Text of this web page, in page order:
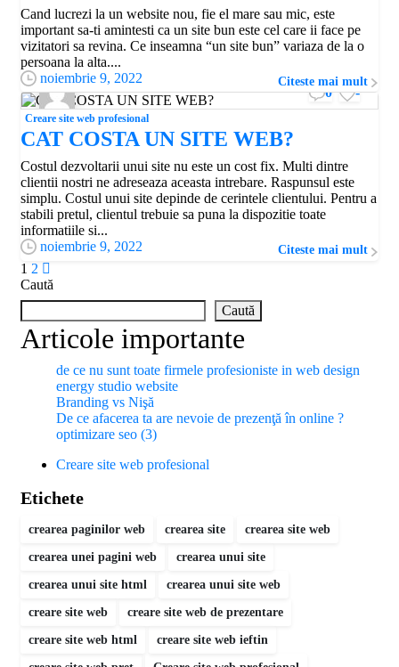
Cand lucrezi la un website nou, fie el mare sau mic, este
important sa-ti amintesti ca un site bun este cel care ii face pe
vizitatori sa revina. Ce inseamna “un site bun” variaza de la o
persoana la alta....
noiembrie 9, 2022
Citeste mai mult
0 -
Creare site web profesional
CAT COSTA UN SITE WEB?
Costul dezvoltarii unui site nu este un cost fix. Multi dintre
clientii nostri ne adreseaza aceasta intrebare. Raspunsul este
simplu. Costul unui site depinde de cerintele clientului. Pentru a
stabili pretul, clientul trebuie sa puna la dispozitie toate
informatiile si...
noiembrie 9, 2022
Citeste mai mult
1 2
Caută
Caută
Articole importante
de ce nu sunt toate firmele profesioniste in web design
energy studio website
Branding vs Nişă
De ce afacerea ta are nevoie de prezenţă în online ?
optimizare seo (3)
Creare site web profesional
Etichete
crearea paginilor web crearea site crearea site web
crearea unei pagini web crearea unui site
crearea unui site html crearea unui site web
creare site web creare site web de prezentare
creare site web html creare site web ieftin